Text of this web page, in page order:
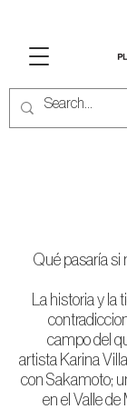
¿Qué pasaría
La historia y
campo del
artista Karina
con Sakamoto;
en el Valle de